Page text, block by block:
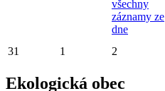
všechny
záznamy ze
dne
31 1 2
Ekologická obec